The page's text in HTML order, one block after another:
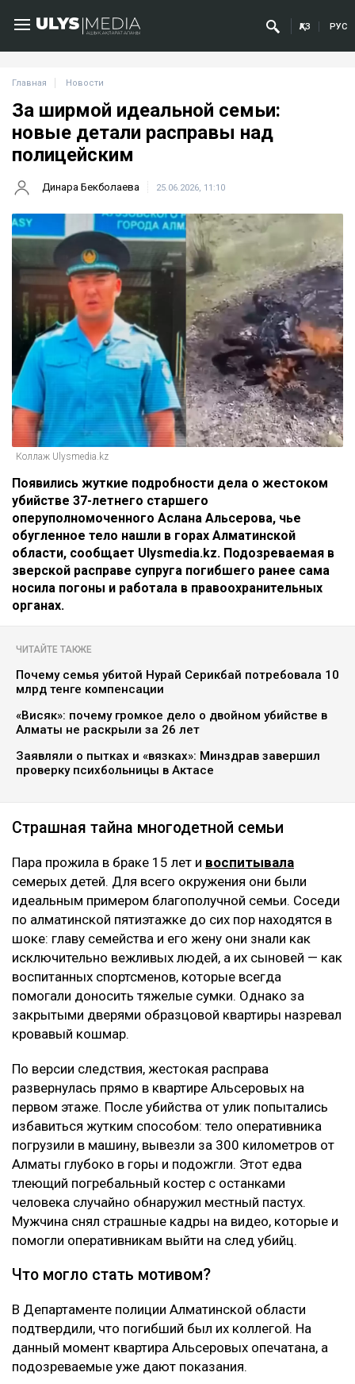
ҚАЗ РУС
Главная Новости
За ширмой идеальной семьи:
новые детали расправы над
полицейским
Динара Бекболаева 25.06.2026, 11:10
Коллаж Ulysmedia.kz
Появились жуткие подробности дела о жестоком
убийстве 37-летнего старшего
оперуполномоченного Аслана Альсерова, чье
обугленное тело нашли в горах Алматинской
области, сообщает Ulysmedia.kz. Подозреваемая в
зверской расправе супруга погибшего ранее сама
носила погоны и работала в правоохранительных
органах.
ЧИТАЙТЕ ТАКЖЕ
Почему семья убитой Нурай Серикбай потребовала 10
млрд тенге компенсации
«Висяк»: почему громкое дело о двойном убийстве в
Алматы не раскрыли за 26 лет
Заявляли о пытках и «вязках»: Минздрав завершил
проверку психбольницы в Актасе
Страшная тайна многодетной семьи
Пара прожила в браке 15 лет и воспитывала
семерых детей. Для всего окружения они были
идеальным примером благополучной семьи. Соседи
по алматинской пятиэтажке до сих пор находятся в
шоке: главу семейства и его жену они знали как
исключительно вежливых людей, а их сыновей — как
воспитанных спортсменов, которые всегда
помогали доносить тяжелые сумки. Однако за
закрытыми дверями образцовой квартиры назревал
кровавый кошмар.
По версии следствия, жестокая расправа
развернулась прямо в квартире Альсеровых на
первом этаже. После убийства от улик попытались
избавиться жутким способом: тело оперативника
погрузили в машину, вывезли за 300 километров от
Алматы глубоко в горы и подожгли. Этот едва
тлеющий погребальный костер с останками
человека случайно обнаружил местный пастух.
Мужчина снял страшные кадры на видео, которые и
помогли оперативникам выйти на след убийц.
Что могло стать мотивом?
В Департаменте полиции Алматинской области
подтвердили, что погибший был их коллегой. На
данный момент квартира Альсеровых опечатана, а
подозреваемые уже дают показания.